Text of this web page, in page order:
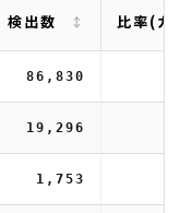
検出数 比率(
86,830
19,296
1,753